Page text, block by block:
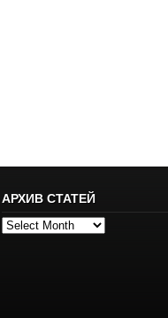
АРХИВ СТАТЕЙ
Архив